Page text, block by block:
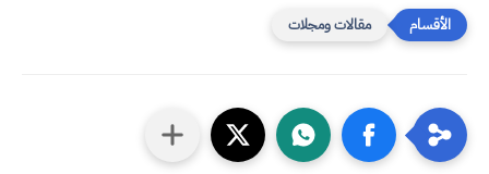
مقالات ومجلات